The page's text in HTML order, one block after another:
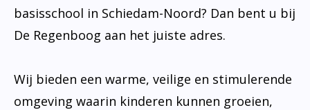
basisschool in Schiedam-Noord? Dan bent u bij
De Regenboog aan het juiste adres.
Wij bieden een warme, veilige en stimulerende
omgeving waarin kinderen kunnen groeien,